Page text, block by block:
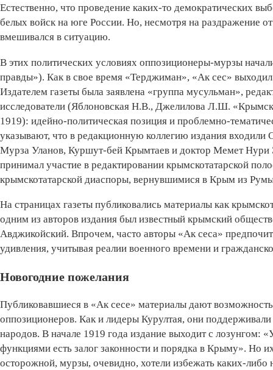
Естественно, что проведение каких-то демократических
белых войск на юге России. Но, несмотря на раздражение
вмешивался в ситуацию.
В этих политических условиях оппозиционеры-мурзы
правды»). Как в свое время «Терджиман», «Ак сес»
Издателем газеты была заявлена «группа мусульман»,
исследователи (Яблоновская Н.В., Джелилова Л.Ш.
1919): идейно-политическая позиция и проблемно-
указывают, что в редакционную коллегию издания
Мурза Уланов, Куршут-бей Крымтаев и доктор Мемет
принимал участие в редактировании крымскотатарской
крымскотатарской диаспоры, вернувшимися в Крым из
На страницах газеты публиковались материалы как
одним из авторов издания был известный крымский
Авджикойский. Впрочем, часто авторы «Ак сеса»
удивления, учитывая реалии военного времени и
Новогодние пожелания
Публиковавшиеся в «Ак сесе» материалы дают
оппозиционеров. Как и лидеры Курултая, они
народов. В начале 1919 года издание выходит с лозунгом:
функциями есть залог законности и порядка в Крыму». Но
осторожной, мурзы, очевидно, хотели избежать каких-либо